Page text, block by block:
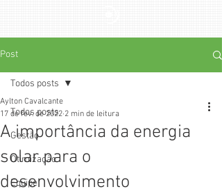
Post
Todos posts
Gestão
Otimização
Equipe
Todos posts
A importância da energia
solar para o
desenvolvimento
Aylton Cavalcante
17 de fev. de 2022 2 min de leitura